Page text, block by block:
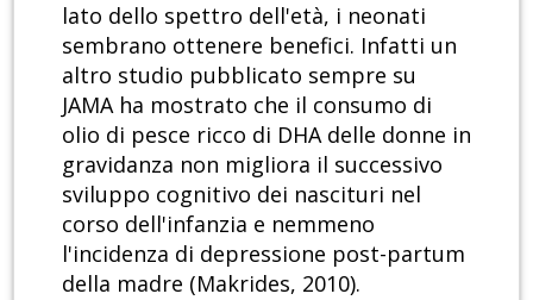
lato dello spettro dell'età, i neonati
sembrano ottenere benefici. Infatti un
altro studio pubblicato sempre su
JAMA ha mostrato che il consumo di
olio di pesce ricco di DHA delle donne in
gravidanza non migliora il successivo
sviluppo cognitivo dei nascituri nel
corso dell'infanzia e nemmeno
l'incidenza di depressione post-partum
della madre (Makrides, 2010).